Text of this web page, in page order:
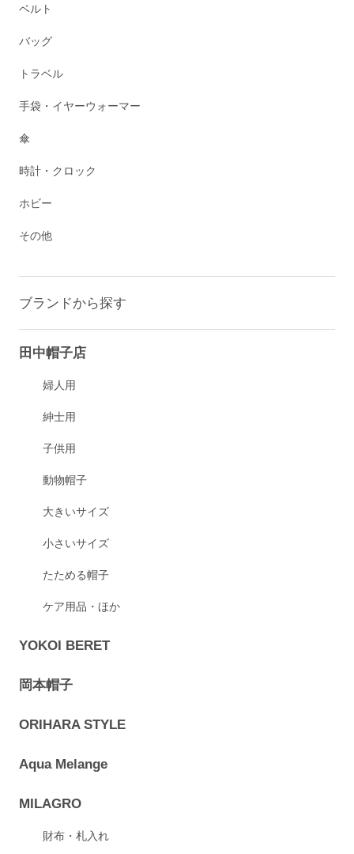
ベルト
バッグ
トラベル
手袋・イヤーウォーマー
傘
時計・クロック
ホビー
その他
ブランドから探す
田中帽子店
婦人用
紳士用
子供用
動物帽子
大きいサイズ
小さいサイズ
たためる帽子
ケア用品・ほか
YOKOI BERET
岡本帽子
ORIHARA STYLE
Aqua Melange
MILAGRO
財布・札入れ